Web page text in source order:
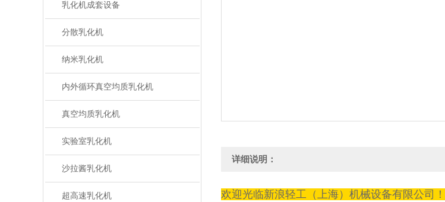
乳化机成套设备
分散乳化机
纳米乳化机
内外循环真空均质乳化机
真空均质乳化机
实验室乳化机
沙拉酱乳化机
超高速乳化机
详细说明：
欢迎光临新浪轻工（上海）机械设备有限公司！